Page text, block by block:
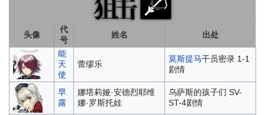
头像
代
号
姓名
出处
能
天
使
蕾缪乐
莫斯提马干员密录 1-1
剧情
早
露
娜塔莉娅·安德烈耶维
娜·罗斯托娃
乌萨斯的孩子们 SV-
ST-4剧情